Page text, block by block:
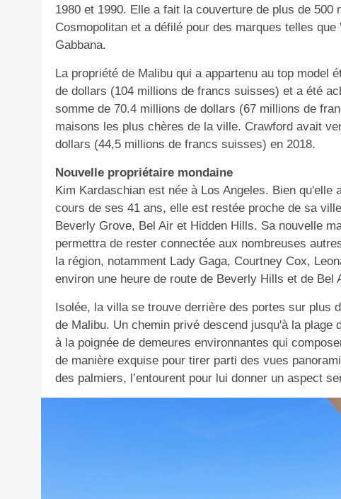
1980 et 1990. Elle a fait la couverture de plus de 500
Cosmopolitan et a défilé pour des marques telles
Gabbana.
La propriété de Malibu qui a appartenu au top model
de dollars (104 millions de francs suisses) et a été
somme de 70.4 millions de dollars (67 millions de
maisons les plus chères de la ville. Crawford avait
dollars (44,5 millions de francs suisses) en 2018.
Nouvelle propriétaire mondaine
Kim Kardaschian est née à Los Angeles. Bien
cours de ses 41 ans, elle est restée proche de sa
Beverly Grove, Bel Air et Hidden Hills. Sa nouvelle
permettra de rester connectée aux nombreuses
la région, notamment Lady Gaga, Courtney Cox,
environ une heure de route de Beverly Hills et de Bel
Isolée, la villa se trouve derrière des portes sur plus
de Malibu. Un chemin privé descend jusqu'à la plage
à la poignée de demeures environnantes qui
de manière exquise pour tirer parti des vues
des palmiers, l’entourent pour lui donner un aspect